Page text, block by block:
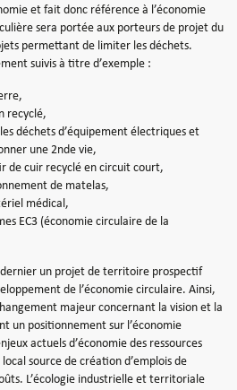
et fait donc référence à l’économie
sera portée aux porteurs de projet du
permettant de limiter les déchets.
suivis à titre d’exemple :
recyclé,
déchets d’équipement électriques et
une 2nde vie,
de cuir recyclé en circuit court,
de matelas,
médical,
EC3 (économie circulaire de la
dernier un projet de territoire prospectif
de l’économie circulaire. Ainsi,
majeur concernant la vision et la
un positionnement sur l’économie
actuels d’économie des ressources
source de création d’emplois de
L’écologie industrielle et territoriale